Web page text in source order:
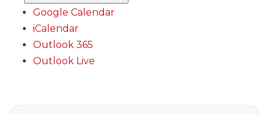
Google Calendar
iCalendar
Outlook 365
Outlook Live